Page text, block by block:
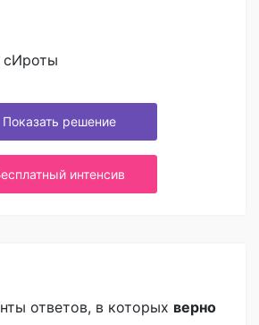
сИроты
Показать решение
интенсив
ответов, в которых верно